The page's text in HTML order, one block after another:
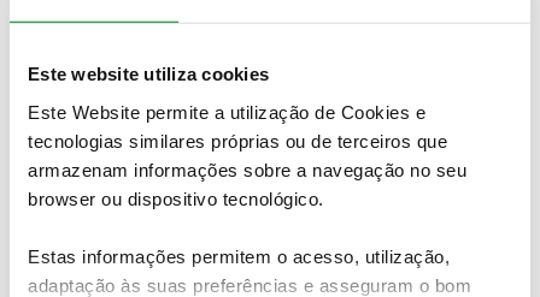
Este website utiliza cookies
Este Website permite a utilização de Cookies e
tecnologias similares próprias ou de terceiros que
armazenam informações sobre a navegação no seu
browser ou dispositivo tecnológico.
Estas informações permitem o acesso, utilização,
adaptação às suas preferências e asseguram o bom